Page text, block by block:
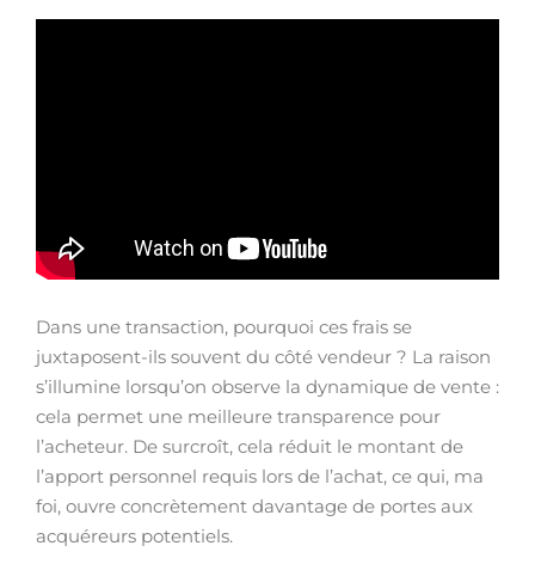
Dans une transaction, pourquoi ces frais se
juxtaposent-ils souvent du côté vendeur ? La raison
s’illumine lorsqu’on observe la dynamique de vente :
cela permet une meilleure transparence pour
l’acheteur. De surcroît, cela réduit le montant de
l’apport personnel requis lors de l’achat, ce qui, ma
foi, ouvre concrètement davantage de portes aux
acquéreurs potentiels.